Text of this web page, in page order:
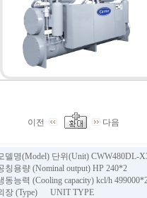
이전 다음
델명(Model) 단위(Unit) CWW480DL-
칭용량 (Nominal output) HP 240*2
동능력 (Cooling capacity) kcl/h
장 (Type) UNIT TYPE